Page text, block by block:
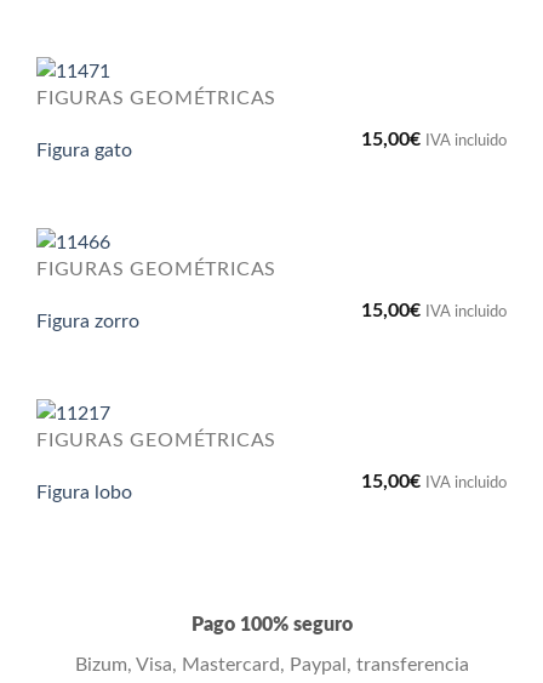
FIGURAS GEOMÉTRICAS
Figura gato
15,00€ IVA incluido
FIGURAS GEOMÉTRICAS
Figura zorro
15,00€ IVA incluido
FIGURAS GEOMÉTRICAS
Figura lobo
15,00€ IVA incluido
Pago 100% seguro
Bizum, Visa, Mastercard, Paypal, transferencia